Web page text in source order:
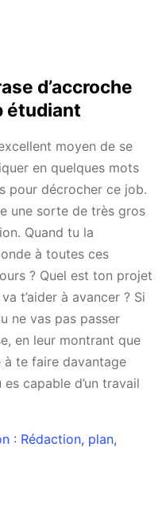
d’accroche
étudiant
moyen de se
en quelques mots
pour décrocher ce job.
une sorte de très gros
Quand tu la
à toutes ces
? Quel est ton projet
t’aider à avancer ? Si
ne vas pas passer
en leur montrant que
à te faire davantage
capable d’un travail
: Rédaction, plan,